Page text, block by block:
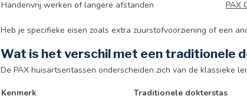
Handenvrij werken of langere afstanden
PAX
Heb je specifieke eisen zoals extra zuurstofvoorziening of een
Wat is het verschil met een traditionele
De PAX huisartsentassen onderscheiden zich van de klassieke
Kenmerk Traditionele dokterstas